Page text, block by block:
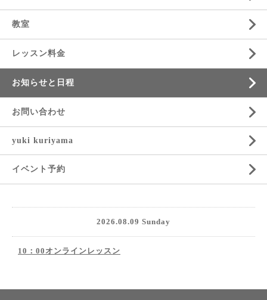
教室
レッスン料金
お知らせと日程
お問い合わせ
yuki kuriyama
イベント予約
2026.08.09 Sunday
10：00オンラインレッスン